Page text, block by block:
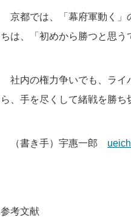
京都では、「幕府軍動く」
ちは、「 初めから勝つと思う
社内の権力争いでも、ライ
ら、 手を尽くして緒戦を勝ち
（書き手）宇惠一郎
参考文献